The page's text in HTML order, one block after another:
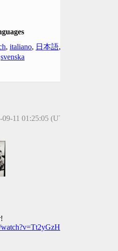
, italiano, 日本語,
svenska
11 01:25:05 (UTC